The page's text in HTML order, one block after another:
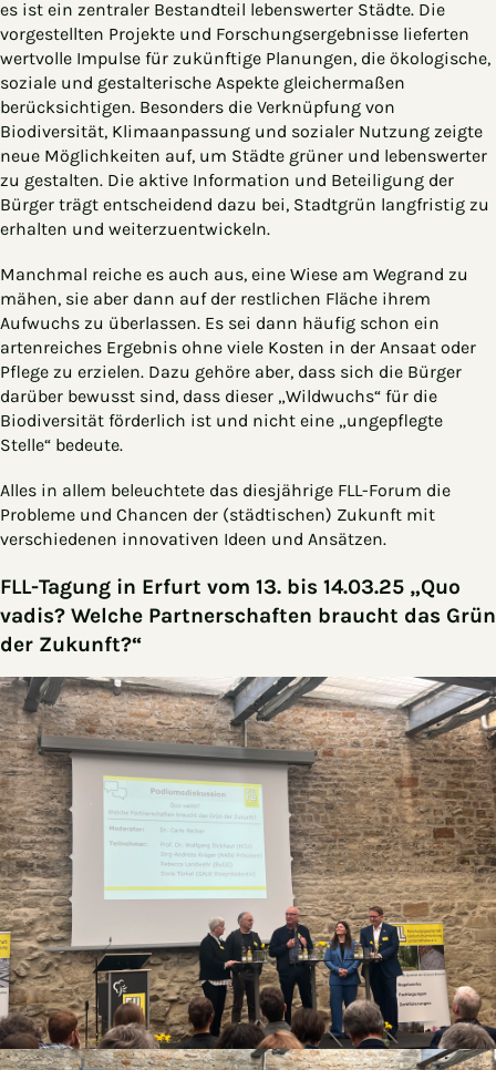
es ist ein zentraler Bestandteil lebenswerter Städte. Die
vorgestellten Projekte und Forschungsergebnisse lieferten
wertvolle Impulse für zukünftige Planungen, die ökologische,
soziale und gestalterische Aspekte gleichermaßen
berücksichtigen. Besonders die Verknüpfung von
Biodiversität, Klimaanpassung und sozialer Nutzung zeigte
neue Möglichkeiten auf, um Städte grüner und lebenswerter
zu gestalten. Die aktive Information und Beteiligung der
Bürger trägt entscheidend dazu bei, Stadtgrün langfristig zu
erhalten und weiterzuentwickeln.
Manchmal reiche es auch aus, eine Wiese am Wegrand zu
mähen, sie aber dann auf der restlichen Fläche ihrem
Aufwuchs zu überlassen. Es sei dann häufig schon ein
artenreiches Ergebnis ohne viele Kosten in der Ansaat oder
Pflege zu erzielen. Dazu gehöre aber, dass sich die Bürger
darüber bewusst sind, dass dieser „Wildwuchs“ für die
Biodiversität förderlich ist und nicht eine „ungepflegte
Stelle“ bedeute.
Alles in allem beleuchtete das diesjährige FLL-Forum die
Probleme und Chancen der (städtischen) Zukunft mit
verschiedenen innovativen Ideen und Ansätzen.
FLL-Tagung in Erfurt vom 13. bis 14.03.25 „Quo
vadis? Welche Partnerschaften braucht das Grün
der Zukunft?“